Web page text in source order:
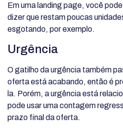
Em uma landing page, você
dizer que restam poucas
esgotando, por exemplo.
Urgência
O gatilho da urgência também
oferta está acabando, então é
la. Porém, a urgência está
pode usar uma contagem
prazo final da oferta.